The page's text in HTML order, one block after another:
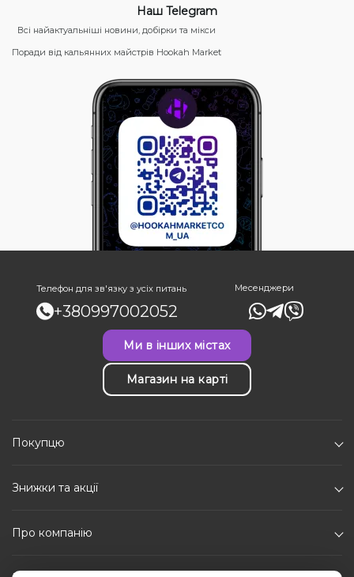
Наш Telegram
Всі найактуальніші новини, добірки та мікси
Поради від кальянних майстрів Hookah Market
Телефон для зв'язку з усіх питань
+380997002052
Месенджери
Ми в інших містах
Магазин на карті
Покупцю
Знижки та акції
Про компанію